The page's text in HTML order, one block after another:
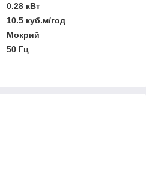
0.28 кВт
10.5 куб.м/год
Мокрий
50 Гц